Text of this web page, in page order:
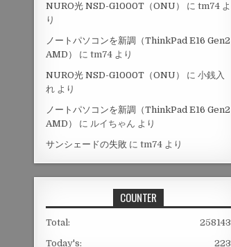
NURO光 NSD-G1000T（ONU） にtm74 よ
り
ノートパソコンを新調（ThinkPad E16 Gen2
AMD）
にtm74 より
NURO光 NSD-G1000T（ONU）
に小銭入
れ より
ノートパソコンを新調（ThinkPad E16 Gen2
AMD）
に ルイちゃん より
サンシェードの失敗 にtm74 より
COUNTER
258143
Total:
223
Today's: